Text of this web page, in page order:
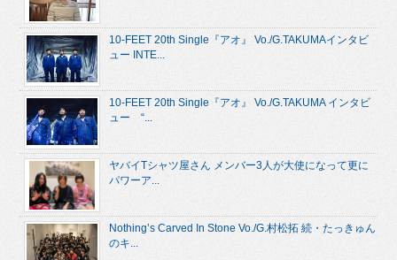
10-FEET 20th Single『アオ』 Vo./G.TAKUMAインタビ
ュー INTE...
10-FEET 20th Single『アオ』 Vo./G.TAKUMA インタビ
ュー “...
ヤバイTシャツ屋さん メンバー3人が大使になって更に
パワーア...
Nothing’s Carved In Stone Vo./G.村松拓 続・たっきゅん
のキ...